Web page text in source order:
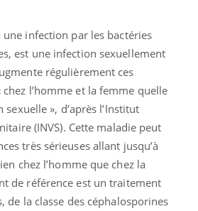
une infection par les bactéries
est une infection sexuellement
régulièrement ces
chez l’homme et la femme quelle
», d’après l’Institut
(INVS). Cette maladie peut
très sérieuses allant jusqu’à
chez l’homme que chez la
de référence est un traitement
de la classe des céphalosporines